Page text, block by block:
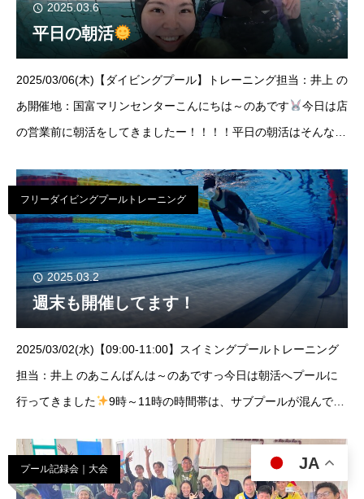
2025.03.6
平日の朝活
2025/03/06(木)【ダイビングプール】トレーニング担当：井上 の
あ開催地：国富マリンセンターこんにちは～のあです
今日は店
の営業前に朝活をしてきましたー！！！！平日の朝活はそんなに
ルが安定して暖かいので寒
フリーダイビングプールトレーニング
2025.03.2
週末も開催してます！
2025/03/02(水)【09:00-11:00】スイミングプールトレーニング
担当：井上 のあこんばんは～のあですっ今日は朝活へプールに
行ってきました
9時～11時の時間帯は、サブプールが混んでな
多くて、皆さん
プール記録会｜大会 JA